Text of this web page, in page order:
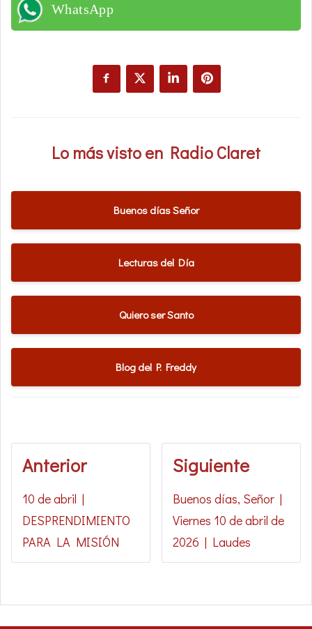
WhatsApp
Lo más visto en Radio Claret
Buenos días Señor
Lecturas del Día
Quiero ser Santo
Blog del P. Freddy
Anterior
10 de abril |
DESPRENDIMIENTO
PARA LA MISIÓN
Siguiente
Buenos días, Señor |
Viernes 10 de abril de
2026 | Laudes